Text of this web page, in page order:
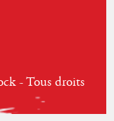
- Tous droits